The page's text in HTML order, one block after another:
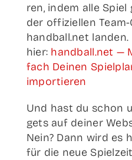
ren, indem alle
der offi­zi­el­len
handball.net
hier: handball.net —
fach Dei­nen
importieren
Und hast du schon
gets auf dei­ner
Nein? Dann wird es
für die neue